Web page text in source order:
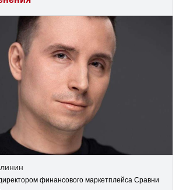
финансового маркетплейса Сравни